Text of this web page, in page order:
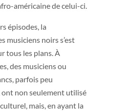
américaine de celui-ci.
épisodes, la
musiciens noirs s’est
tous les plans. À
des musiciens ou
parfois peu
ont non seulement utilisé
mais, en ayant la